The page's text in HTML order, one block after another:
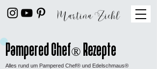
Alles rund um Pampered Chef® und Edelschmaus®
Pampered Chef® Rezepte